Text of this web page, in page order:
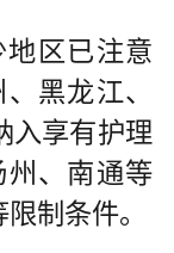
区已注意
黑龙江、
入享有护理
、南通等
制条件。